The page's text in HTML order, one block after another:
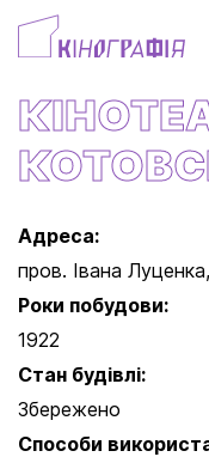
Адреса:
пров. Івана
Роки побудови:
1922
Стан будівлі:
Збережено
Способи